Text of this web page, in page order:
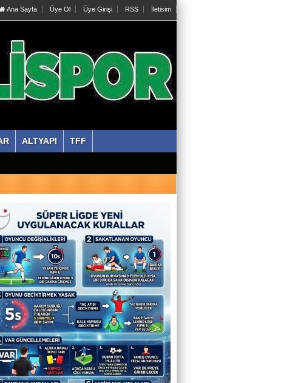
Ana Sayfa Üye Ol Üye Girişi RSS İletisim
ALTYAPI TFF